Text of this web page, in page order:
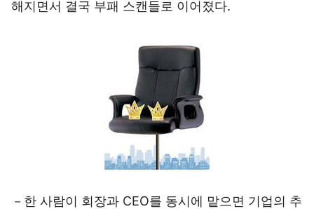
해지면서 결국 부패 스캔들로 이어졌다.
－한 사람이 회장과 CEO를 동시에 맡으면 기업의 추